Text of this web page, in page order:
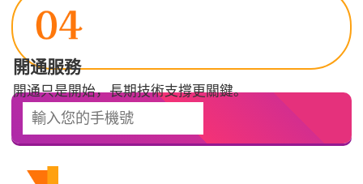
開通服務
開通只是開始，長期技術支撐更關鍵。